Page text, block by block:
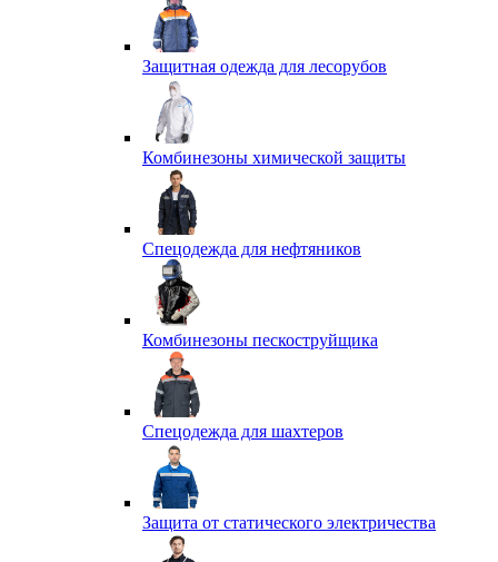
Защитная одежда для лесорубов
Комбинезоны химической защиты
Спецодежда для нефтяников
Комбинезоны пескоструйщика
Спецодежда для шахтеров
Защита от статического электричества